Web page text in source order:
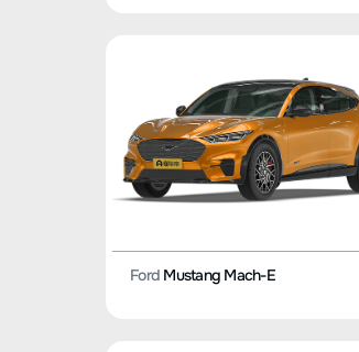
Ford Mustang Mach-E